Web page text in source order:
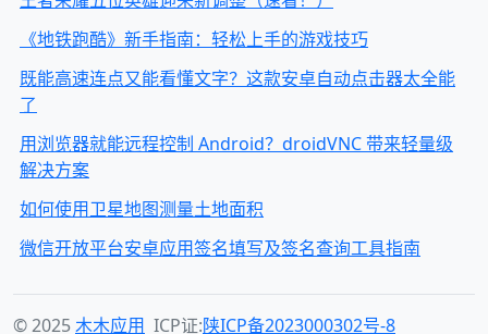
《地铁跑酷》新手指南：轻松上手的游戏技巧
既能高速连点又能看懂文字？这款安卓自动点击器太全能
了
用浏览器就能远程控制 Android？droidVNC 带来轻量级
解决方案
如何使用卫星地图测量土地面积
微信开放平台安卓应用签名填写及签名查询工具指南
© 2025木木应用 ICP证:陕ICP备2023000302号-8